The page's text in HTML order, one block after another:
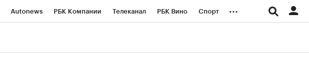
Autonews РБК Компании Телеканал РБК Вино Спорт ...